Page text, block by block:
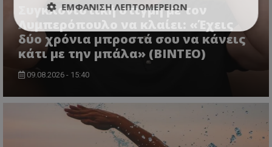
Συγκλονιστική στιγμή με τον
Λυμπερόπουλο να κλαίει: «Έχεις
δύο χρόνια μπροστά σου να κάνεις
κάτι με την μπάλα» (ΒΙΝΤΕΟ)
09.08.2026 - 15:40
ΕΜΦΆΝΙΣΗ ΛΕΠΤΟΜΕΡΕΙΏΝ